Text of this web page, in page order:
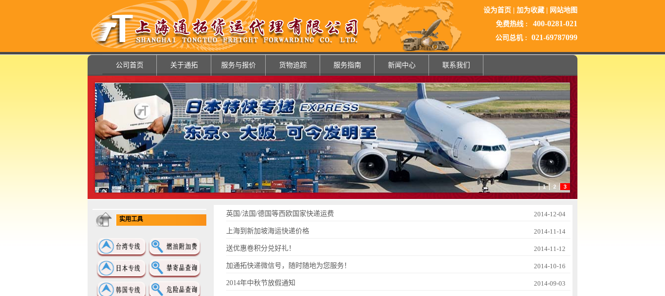
设为首页 加为收藏
网站地图
免费热线 :
400-0281-021
公司总机 : 021-69787099
公司首页 关于通拓 服务与报价 货物追踪 服务指南 新闻中心 联系我们
1 2 3
实用工具
2014-12-04
英国/法国/德国等西欧国家快递运费
2014-11-14
上海到新加坡海运快递价格
2014-11-12
送优惠卷积分兑好礼！
2014-10-16
加通拓快递微信号，随时随地为您服务！
2014-09-03
2014年中秋节放假通知